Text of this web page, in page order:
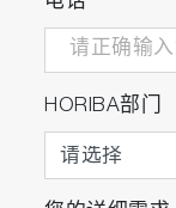
HORIBA部门